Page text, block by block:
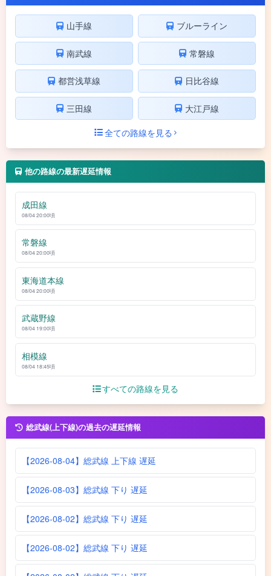
山手線 ブルーライン
南武線 常磐線
都営浅草線 日比谷線
三田線
大江戸線
全ての路線を見る
他の路線の最新遅延情報
成田線
08/04 20:00頃
常磐線
08/04 20:00頃
東海道本線
08/04 20:00頃
武蔵野線
08/04 19:00頃
相模線
08/04 18:45頃
すべての路線を見る
総武線(上下線)の過去の遅延情報
【2026-08-04】総武線 上下線 遅延
【2026-08-03】総武線 下り 遅延
【2026-08-02】総武線 下り 遅延
【2026-08-02】総武線 下り 遅延